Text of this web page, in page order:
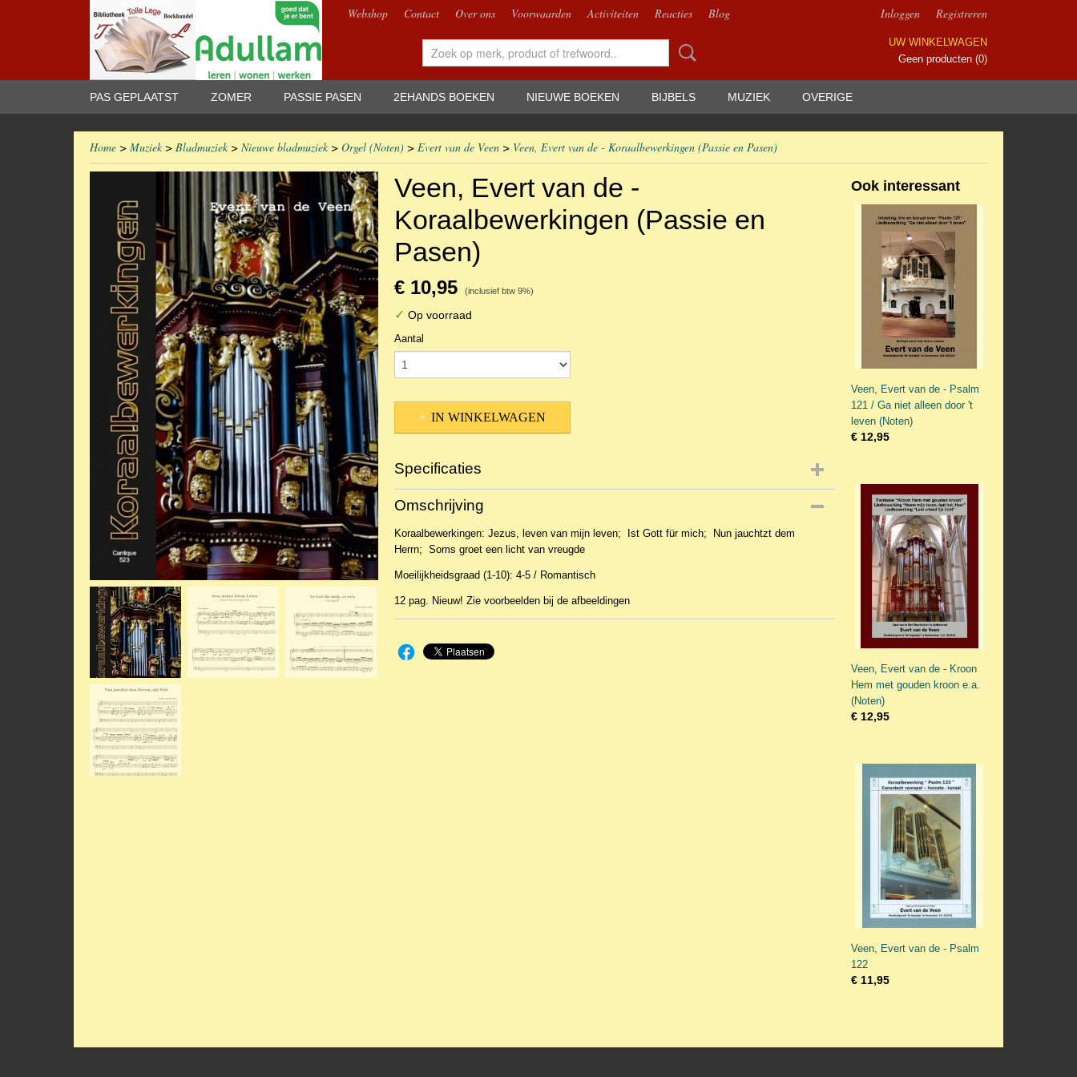
Webshop Contact Over ons Voorwaarden Activiteiten Reacties Blog Inloggen Registreren
UW WINKELWAGEN
Geen producten (0)
PAS GEPLAATST ZOMER PASSIE PASEN 2EHANDS BOEKEN NIEUWE BOEKEN BIJBELS MUZIEK OVERIGE
Home > Muziek> Bladmuziek> Nieuwe bladmuziek> Orgel (Noten) > Evert van de Veen > Veen, Evert van de - Koraalbewerkingen (Passie en Pasen)
Veen, Evert van de -
Koraalbewerkingen (Passie en
Pasen)
€ 10,95 (inclusief btw 9%)
✓ Op voorraad
Aantal
IN WINKELWAGEN
Specificaties
Productcode
EAN code
Omschrijving
Koraalbewerkingen: Jezus, leven van mijn leven; Ist Gott für mich; Nun jauchtzt dem
Herrn; Soms groet een licht van vreugde
Moeilijkheidsgraad (1-10): 4-5 / Romantisch
12 pag. Nieuw! Zie voorbeelden bij de afbeeldingen
Ook interessant
Veen, Evert van de - Psalm
121 / Ga niet alleen door 't
leven (Noten)
€ 12,95
Veen, Evert van de - Kroon
Hem met gouden kroon e.a.
(Noten)
€ 12,95
Veen, Evert van de - Psalm
122
€ 11,95